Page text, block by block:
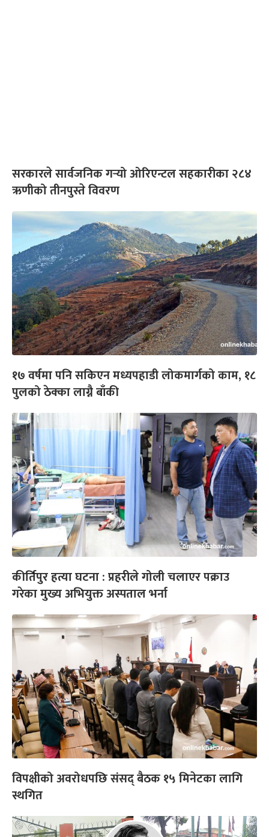
सरकारले सार्वजनिक गर्‍यो ओरिएन्टल सहकारीका २८४
ऋणीको तीनपुस्ते विवरण
१७ वर्षमा पनि सकिएन मध्यपहाडी लोकमार्गको काम, १८
पुलको ठेक्का लाग्नै बाँकी
कीर्तिपुर हत्या घटना : प्रहरीले गोली चलाएर पक्राउ
गरेका मुख्य अभियुक्त अस्पताल भर्ना
विपक्षीको अवरोधपछि संसद् बैठक १५ मिनेटका लागि
स्थगित